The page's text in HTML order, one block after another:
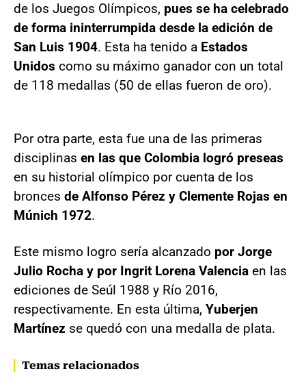
de los Juegos Olímpicos, pues se ha celebrado
de forma ininterrumpida desde la edición de
San Luis 1904. Esta ha tenido a Estados
Unidos como su máximo ganador con un total
de 118 medallas (50 de ellas fueron de oro).
Por otra parte, esta fue una de las primeras
disciplinas en las que Colombia logró preseas
en su historial olímpico por cuenta de los
bronces de Alfonso Pérez y Clemente Rojas en
Múnich 1972.
Este mismo logro sería alcanzado por Jorge
Julio Rocha y por Ingrit Lorena Valencia en las
ediciones de Seúl 1988 y Río 2016,
respectivamente. En esta última, Yuberjen
Martínez se quedó con una medalla de plata.
Temas relacionados